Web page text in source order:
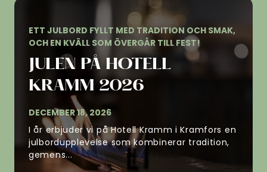
ETT JULBORD FYLLT MED TRADITION OCH SMAK,
OCH EN KVÄLL SOM ÖVERGÅR TILL FEST!
JULEN PÅ HOTELL
KRAMM 2026
DECEMBER 18, 2026
I år erbjuder vi på Hotell Kramm i Kramfors en
julbordupplevelse som kombinerar tradition,
gemens...